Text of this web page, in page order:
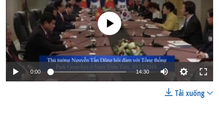
No media source currently available
0:00 14:30
Tải xuống